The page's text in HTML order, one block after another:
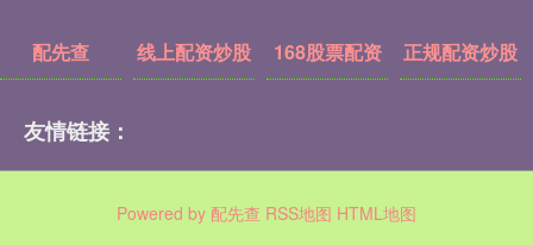
配先查 线上配资炒股 168股票配资 正规配资炒股
友情链接：
Powered by 配先查 RSS地图 HTML地图